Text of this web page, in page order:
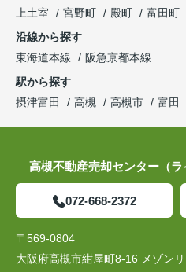
上土室
宮野町 殿町
富田町
沿線から探す
東海道本線
阪急京都本線
駅から探す
摂津富田
高槻 高槻市 富田
高槻不動産売却センター（ラ
072-668-2372
〒569-0804
大阪府高槻市紺屋町8-16 メゾン